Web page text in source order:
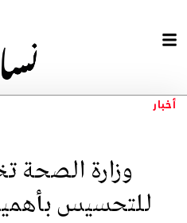
أخبار
وزارة
للتحسيس